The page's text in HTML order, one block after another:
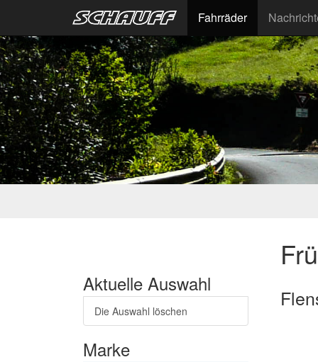
Fahrräder
Aktuelle Auswahl
Die Auswahl löschen
Marke